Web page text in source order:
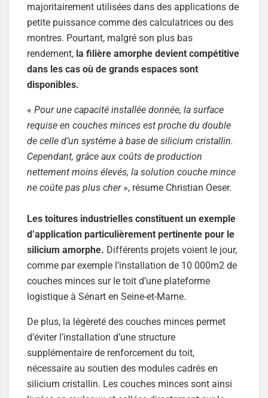
majoritairement utilisées dans des applications de
petite puissance comme des calculatrices ou des
montres. Pourtant, malgré son plus bas
rendement, la filière amorphe devient compétitive
dans les cas où de grands espaces sont
disponibles.
« Pour une capacité installée donnée, la surface
requise en couches minces est proche du double
de celle d’un système à base de silicium cristallin.
Cependant, grâce aux coûts de production
nettement moins élevés, la solution couche mince
ne coûte pas plus cher», résume Christian Oeser.
Les toitures industrielles constituent un exemple
d’application particulièrement pertinente pour le
silicium amorphe. Différents projets voient le jour,
comme par exemple l’installation de 10 000m2 de
couches minces sur le toit d’une plateforme
logistique à Sénart en Seine-et-Marne.
De plus, la légèreté des couches minces permet
d’éviter l’installation d’une structure
supplémentaire de renforcement du toit,
nécessaire au soutien des modules cadrés en
silicium cristallin. Les couches minces sont ainsi